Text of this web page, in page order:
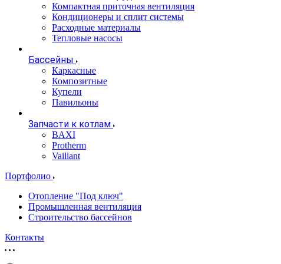
Компактная приточная вентиляция
Кондиционеры и сплит системы
Расходные материалы
Тепловые насосы
Бассейны
Каркасные
Композитные
Купели
Павильоны
Запчасти к котлам
BAXI
Protherm
Vaillant
Портфолио
Отопление "Под ключ"
Промышленная вентиляция
Строительство бассейнов
Контакты